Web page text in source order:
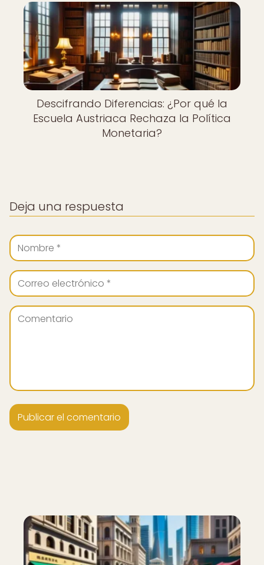
Descifrando Diferencias: ¿Por qué la
Escuela Austriaca Rechaza la Política
Monetaria?
Deja una respuesta